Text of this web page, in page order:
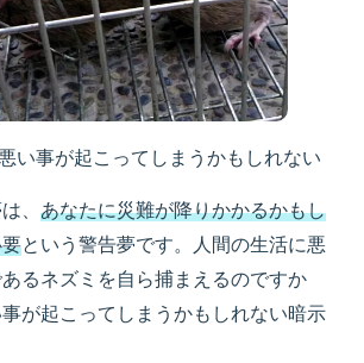
い事が起こってしまうかもしれない
、 あなたに災難が降りかかるかもし
という警告夢です。人間の生活に悪
るネズミを自ら捕まえるのですか
が起こってしまうかもしれない暗示